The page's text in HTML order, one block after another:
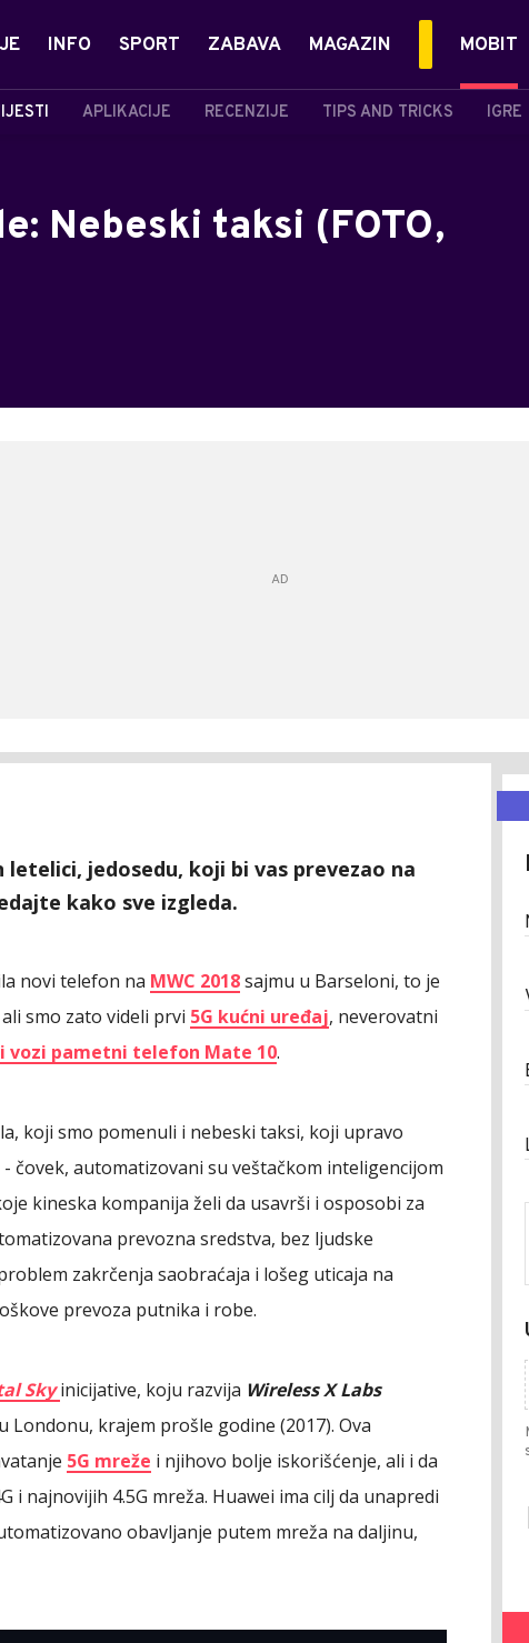
INFO SPORT ZABAVA MAGAZIN MOBIT
APLIKACIJE RECENZIJE TIPS AND TRICKS IGRE
Nebeski taksi (FOTO,
jedosedu, koji bi vas prevezao na
kako sve izgleda.
novi telefon na MWC 2018sajmu u Barseloni, to je
smo zato videli prvi 5G kućni uređaj, neverovatni
vozi pametni telefon Mate 10.
koji smo pomenuli i nebeski taksi, koji upravo
čovek, automatizovani su veštačkom inteligencijom
kineska kompanija želi da usavrši i osposobi za
prevozna sredstva, bez ljudske
zakrčenja saobraćaja i lošeg uticaja na
prevoza putnika i robe.
Skyinicijative, koju razvija Wireless X Labs
Londonu, krajem prošle godine (2017). Ova
5G mreže i njihovo bolje iskorišćenje, ali i da
i najnovijih 4.5G mreža. Huawei ima cilj da unapredi
obavljanje putem mreža na daljinu,